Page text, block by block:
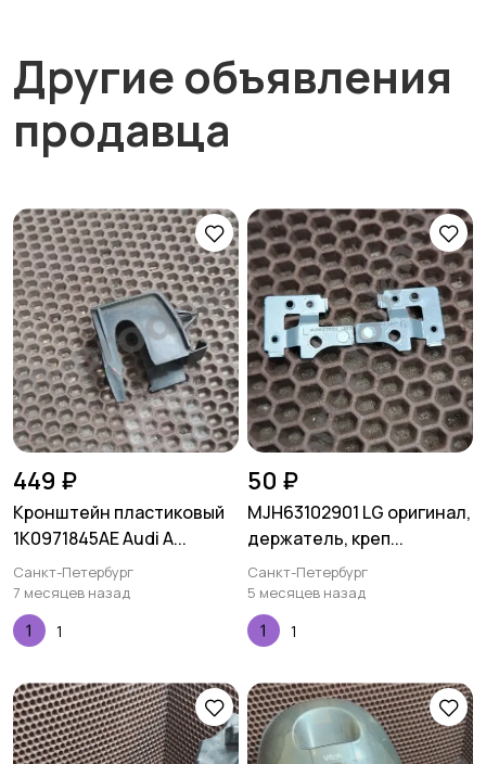
Другие объявления
продавца
449 ₽
Кронштейн пластиковый
1K0971845AE Audi A...
Санкт-Петербург
7 месяцев назад
1
50 ₽
MJH63102901 LG оригинал,
держатель, креп...
Санкт-Петербург
5 месяцев назад
1